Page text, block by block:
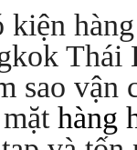
kiện
sao vận
mặthàng